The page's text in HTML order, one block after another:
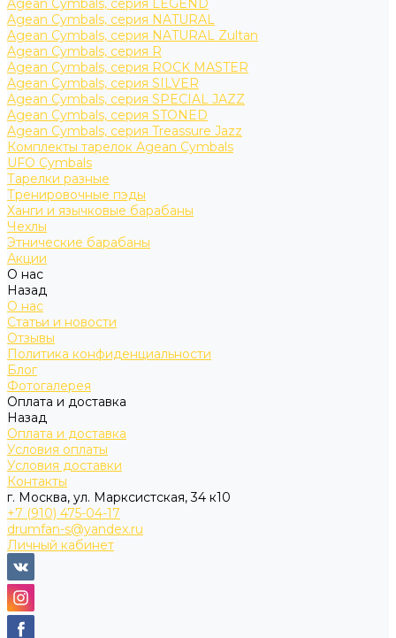
Agean Cymbals, серия LEGEND
Agean Cymbals, серия NATURAL
Agean Cymbals, серия NATURAL Zultan
Agean Cymbals, серия R
Agean Cymbals, серия ROCK MASTER
Agean Cymbals, серия SILVER
Agean Cymbals, серия SPECIAL JAZZ
Agean Cymbals, серия STONED
Agean Cymbals, серия Treassure Jazz
Комплекты тарелок Agean Cymbals
UFO Cymbals
Тарелки разные
Тренировочные пэды
Ханги и язычковые барабаны
Чехлы
Этнические барабаны
Акции
О нас
Назад
О нас
Статьи и новости
Отзывы
Политика конфиденциальности
Блог
Фотогалерея
Оплата и доставка
Назад
Оплата и доставка
Условия оплаты
Условия доставки
Контакты
г. Москва, ул. Марксистская, 34 к10
+7 (910) 475-04-17
drumfan-s@yandex.ru
Личный кабинет